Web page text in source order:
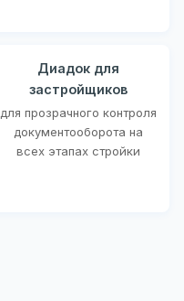
Диадок для
застройщиков
для прозрачного контроля
документооборота на
всех этапах стройки